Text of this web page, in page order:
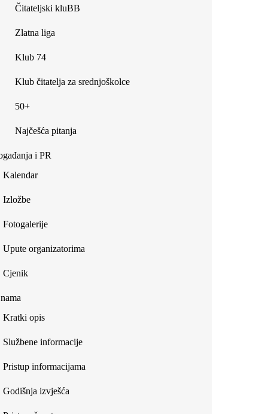
Čitateljski kluBB
Zlatna liga
Klub 74
Klub čitatelja za srednjoškolce
50+
Najčešća pitanja
i PR
Kalendar
Izložbe
Fotogalerije
Upute organizatorima
Cjenik
Kratki opis
Službene informacije
Pristup informacijama
Godišnja izvješća